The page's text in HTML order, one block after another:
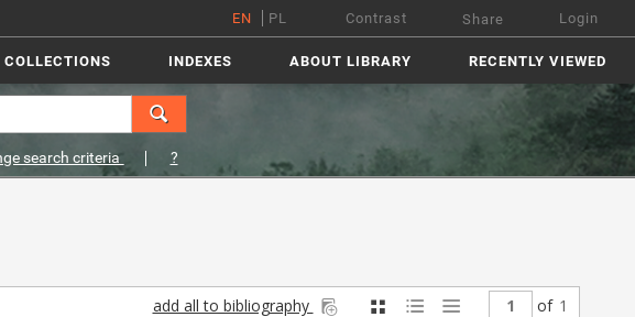
EN PL Contrast Share Login
COLLECTIONS INDEXES ABOUT LIBRARY RECENTLY VIEWED
search criteria ?
add all to bibliography of 1